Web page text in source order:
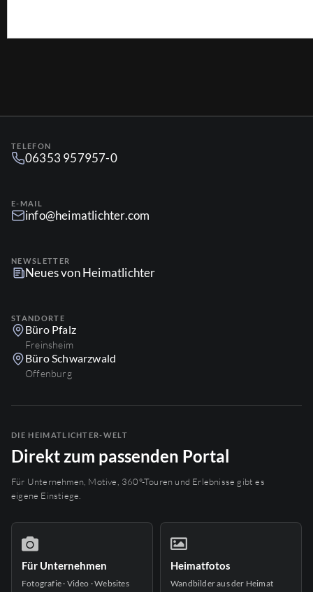
TELEFON
06353 957957-0
E-MAIL
info@heimatlichter.com
NEWSLETTER
Neues von Heimatlichter
STANDORTE
Büro Pfalz
Freinsheim
Büro Schwarzwald
Offenburg
DIE HEIMATLICHTER-WELT
Direkt zum passenden Portal
Für Unternehmen, Motive, 360°-Touren und Erlebnisse gibt es
eigene Einstiege.
Für Unternehmen
Fotografie · Video · Websites
Heimatfotos
Wandbilder aus der Heimat